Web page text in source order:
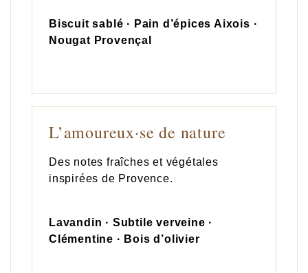
Biscuit sablé · Pain d’épices Aixois ·
Nougat Provençal
L’amoureux·se de nature
Des notes fraîches et végétales
inspirées de Provence.
Lavandin · Subtile verveine ·
Clémentine · Bois d’olivier